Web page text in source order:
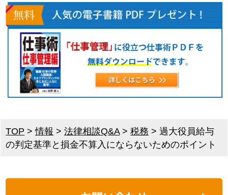
TOP >情報 >法律相談Q&A>税務 >過大役員給与
の判定基準と損金不算入にならないためのポイント